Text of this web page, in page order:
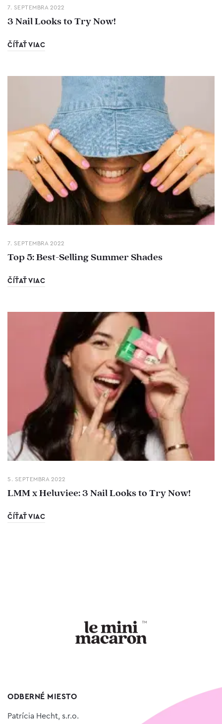
7. SEPTEMBRA 2022
3 Nail Looks to Try Now!
ČÍŤAŤ VIAC
7. SEPTEMBRA 2022
Top 5: Best-Selling Summer Shades
ČÍŤAŤ VIAC
5. SEPTEMBRA 2022
LMM x Heluviee: 3 Nail Looks to Try Now!
ČÍŤAŤ VIAC
ODBERNÉ MIESTO
Patrícia Hecht, s.r.o.